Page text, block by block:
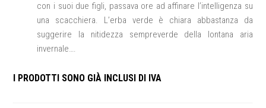
con i suoi due figli, passava ore ad affinare l’intelligenza su
una scacchiera. L’erba verde è chiara abbastanza da
suggerire la nitidezza sempreverde della lontana aria
invernale….
I PRODOTTI SONO GIÀ INCLUSI DI IVA